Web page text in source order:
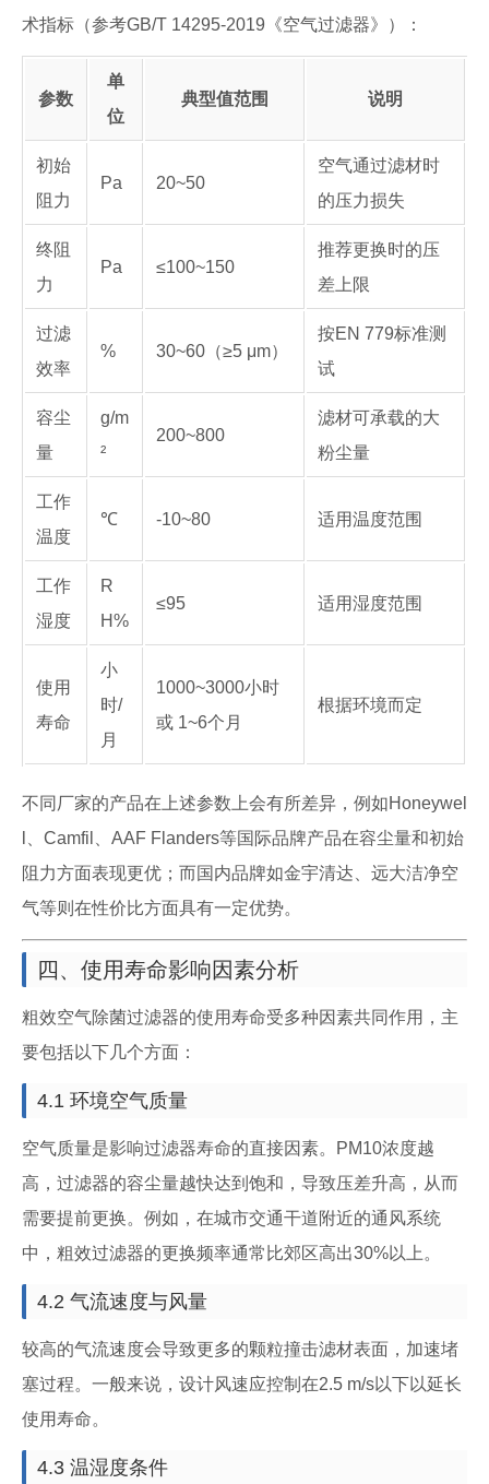
术指标（参考GB/T 14295-2019《空气过滤器》）：
参数
单
位
典型值范围 说明
初始
阻力
Pa 20~50
空气通过滤材时
的压力损失
终阻
力
Pa ≤100~150
推荐更换时的压
差上限
过滤
效率
% 30~60（≥5 μm）
按EN 779标准测
试
容尘
量
g/m
²
200~800
滤材可承载的大
粉尘量
工作
温度
℃ -10~80 适用温度范围
工作
湿度
R
H%
≤95 适用湿度范围
使用
寿命
小
时/
月
1000~3000小时
或 1~6个月
根据环境而定
不同厂家的产品在上述参数上会有所差异，例如Honeywel
l、Camfil、AAF Flanders等国际品牌产品在容尘量和初始
阻力方面表现更优；而国内品牌如金宇清达、远大洁净空
气等则在性价比方面具有一定优势。
四、使用寿命影响因素分析
粗效空气除菌过滤器的使用寿命受多种因素共同作用，主
要包括以下几个方面：
4.1 环境空气质量
空气质量是影响过滤器寿命的直接因素。PM10浓度越
高，过滤器的容尘量越快达到饱和，导致压差升高，从而
需要提前更换。例如，在城市交通干道附近的通风系统
中，粗效过滤器的更换频率通常比郊区高出30%以上。
4.2 气流速度与风量
较高的气流速度会导致更多的颗粒撞击滤材表面，加速堵
塞过程。一般来说，设计风速应控制在2.5 m/s以下以延长
使用寿命。
4.3 温湿度条件